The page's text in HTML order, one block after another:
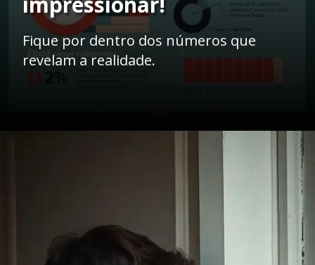
Fique por dentro dos números que
revelam a realidade.